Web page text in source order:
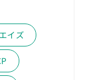
エイズ